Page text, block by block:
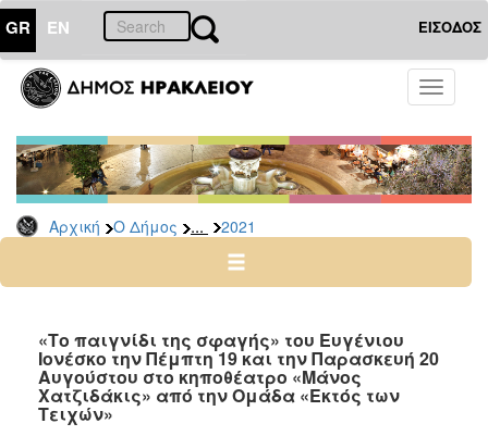
GR EN ΕΙΣΟΔΟΣ
Toggle
Αρχική Ο Δήμος ... 2021
ΔΗΜΟΣ
Δελτία
Τύπου
Αρχείο
2026
2024
2022
2021
2020
«Το παιγνίδι της σφαγής» του Ευγένιου
Ιονέσκο την Πέμπτη 19 και την Παρασκευή 20
Αυγούστου στο κηποθέατρο «Μάνος
Χατζιδάκις» από την Ομάδα «Εκτός των
Τειχών»